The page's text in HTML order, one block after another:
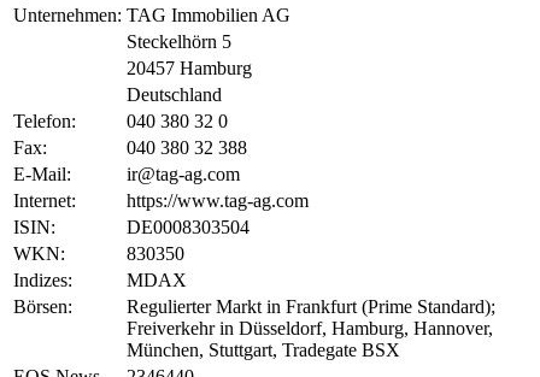
Unternehmen: TAG Immobilien AG
Steckelhörn 5
20457 Hamburg
Deutschland
Telefon:
040 380 32 0
Fax:
040 380 32 388
E-Mail:
ir@tag-ag.com
Internet:
https://www.tag-ag.com
ISIN:
DE0008303504
WKN:
830350
Indizes:
MDAX
Börsen:
Regulierter Markt in Frankfurt (Prime Standard);
Freiverkehr in Düsseldorf, Hamburg, Hannover,
München, Stuttgart, Tradegate BSX